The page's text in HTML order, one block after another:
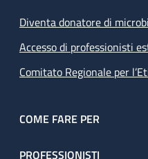
Diventa donatore di
Accesso di professionisti
Comitato Regionale per
COME FARE PER
PROFESSIONISTI